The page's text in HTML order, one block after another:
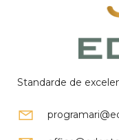
Standarde de